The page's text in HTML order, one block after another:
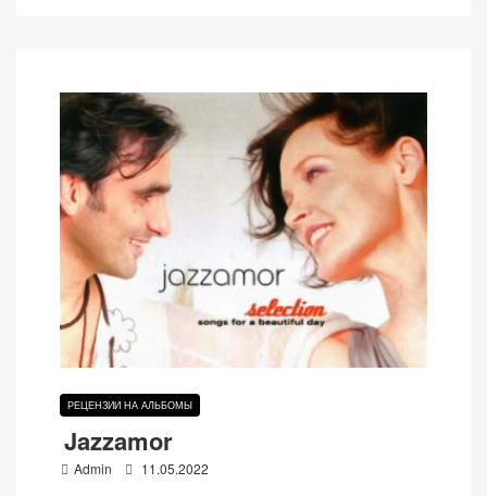
РЕЦЕНЗИИ НА АЛЬБОМЫ
Jazzamor
Admin 11.05.2022